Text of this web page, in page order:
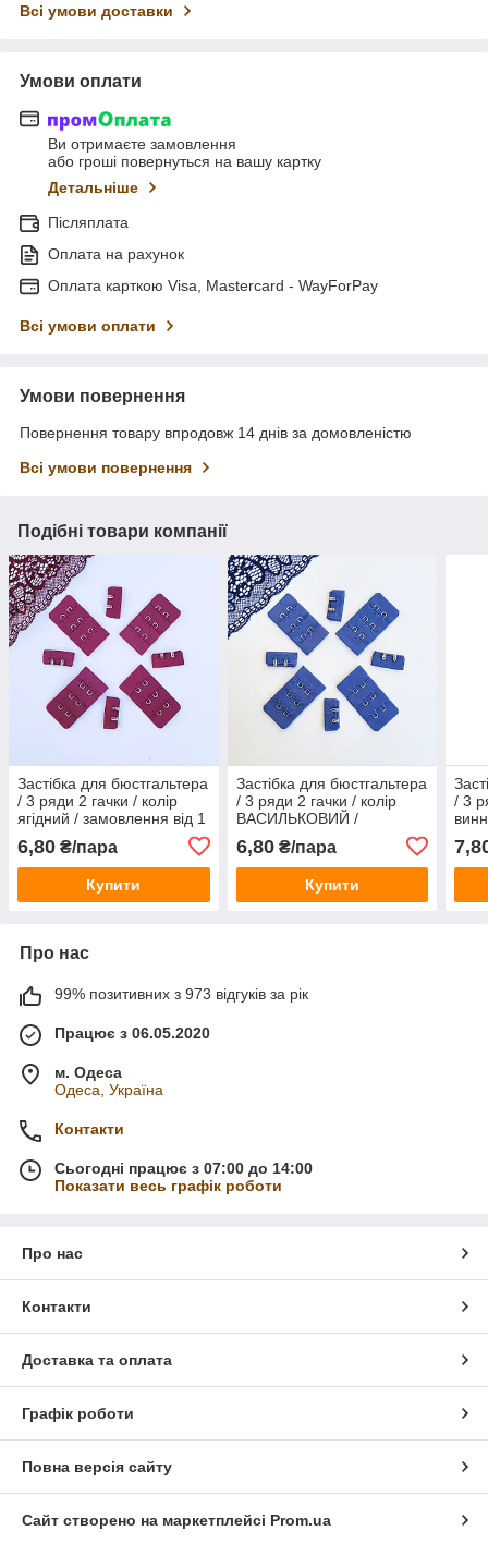
Всі умови доставки
Умови оплати
Ви отримаєте замовлення
або гроші повернуться на вашу картку
Детальніше
Післяплата
Оплата на рахунок
Оплата карткою Visa, Mastercard - WayForPay
Всі умови оплати
Умови повернення
Повернення товару впродовж 14 днів за домовленістю
Всі умови повернення
Подібні товари компанії
Застібка для бюстгальтера
/ 3 ряди 2 гачки / колір
ягідний / замовлення від 1
6,80 ₴/пара
Купити
Застібка для бюстгальтера
/ 3 ряди 2 гачки / колір
ВАСИЛЬКОВИЙ /
6,80₴/пара
Купити
/ 3
Про нас
99% позитивних з 973 відгуків за рік
Працює з 06.05.2020
м. Одеса
Одеса, Україна
Контакти
Сьогодні працює з 07:00 до 14:00
Показати весь графік роботи
Про нас
Контакти
Доставка та оплата
Графік роботи
Повна версія сайту
Сайт створено на маркетплейсі Prom.ua